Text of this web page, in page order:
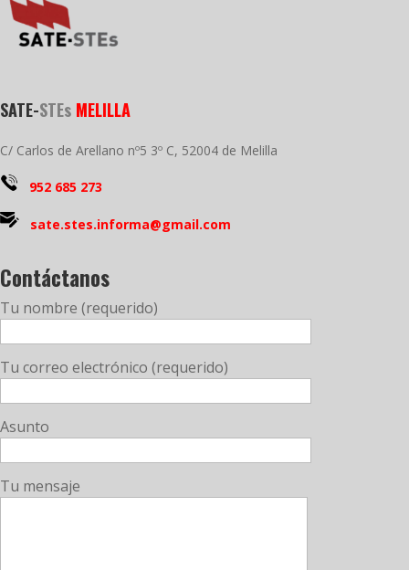
SATE-STEs MELILLA
C/ Carlos de Arellano nº5 3º C, 52004 de Melilla
952 685 273
sate.stes.informa@gmail.com
Contáctanos
Tu nombre (requerido)
Tu correo electrónico (requerido)
Asunto
Tu mensaje